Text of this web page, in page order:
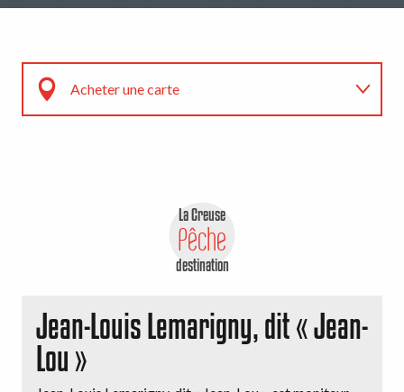
Acheter une carte
La Creuse
Pêche
destination
Jean-Louis Lemarigny, dit « Jean-
Lou »